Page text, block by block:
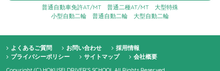
普通自動車免許AT/MT 普通二種AT/MT
大型特殊
小型自動二輪
普通自動二輪 大型自動二輪
よくあるご質問 お問い合わせ
採用情報
プライバシーポリシー
サイトマップ 会社概要